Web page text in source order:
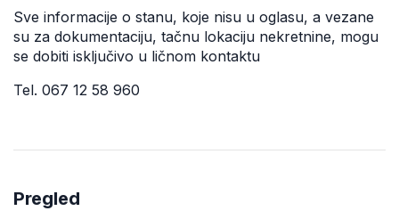
Sve informacije o stanu, koje nisu u oglasu, a vezane
su za dokumentaciju, tačnu lokaciju nekretnine, mogu
se dobiti isključivo u ličnom kontaktu
Tel. 067 12 58 960
Pregled